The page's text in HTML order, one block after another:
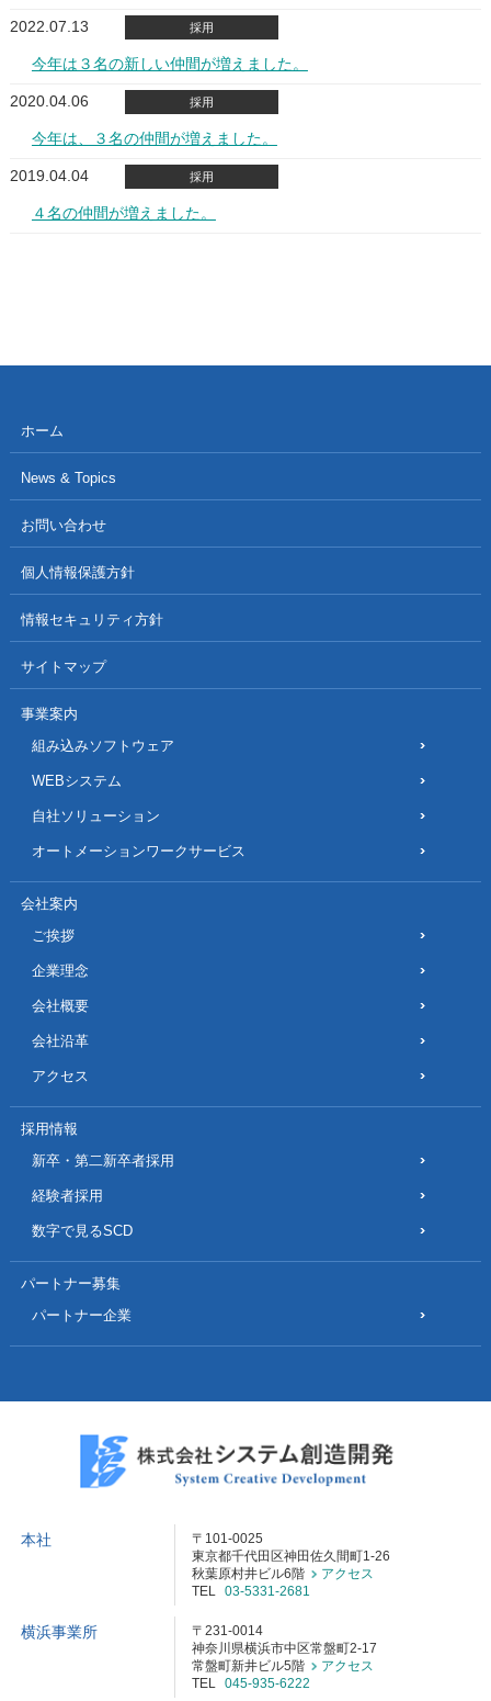
2022.07.13 採用
今年は３名の新しい仲間が増えました。
2020.04.06 採用
今年は、３名の仲間が増えました。
2019.04.04 採用
４名の仲間が増えました。
ホーム
News & Topics
お問い合わせ
個人情報保護方針
情報セキュリティ方針
サイトマップ
事業案内
組み込みソフトウェア
WEBシステム
自社ソリューション
オートメーションワークサービス
会社案内
ご挨拶
企業理念
会社概要
会社沿革
アクセス
採用情報
新卒・第二新卒者採用
経験者採用
数字で見るSCD
パートナー募集
パートナー企業
本社
〒101-0025
東京都千代田区神田佐久間町1-26
秋葉原村井ビル6階
アクセス
TEL
03-5331-2681
横浜事業所
〒231-0014
神奈川県横浜市中区常盤町2-17
常盤町新井ビル5階
アクセス
TEL
045-935-6222